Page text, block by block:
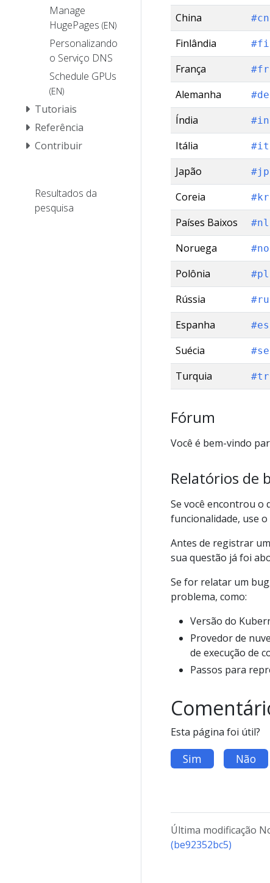
Manage
HugePages (EN)
Personalizando
o Serviço DNS
Schedule GPUs
(EN)
Tutoriais
Referência
Contribuir
Resultados da
pesquisa
China
Finlândia
França
Alemanha
Índia
Itália
Japão
Coreia
Países Baixos
Noruega
Polônia
Rússia
Espanha
Suécia
Turquia
Fórum
Você é bem-vindo
Relatórios de
Se você encontrou o
funcionalidade, use o
Antes de registrar
sua questão já foi
Se for relatar um
problema, como:
Versão do
Provedor de
de execução de
Passos para
Esta página foi útil?
Sim Não
Última modificação
(be92352bc5)